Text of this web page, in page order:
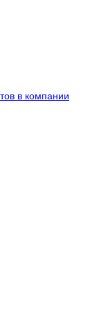
в компании